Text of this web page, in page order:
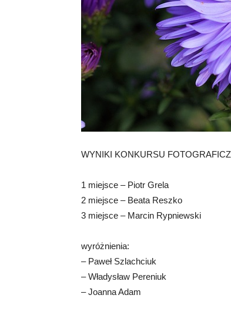
WYNIKI KONKURSU
1 miejsce – Piotr Grela
2 miejsce – Beata Reszko
3 miejsce – Marcin Rypniewski
wyróżnienia:
– Paweł Szlachciuk
– Władysław Pereniuk
– Joanna Adam